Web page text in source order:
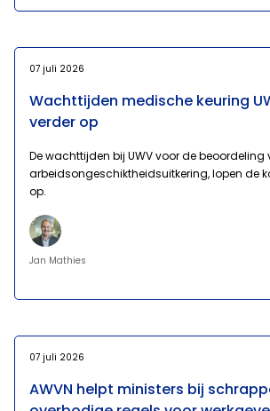
07 juli 2026
Wachttijden medische keuring
verder op
De wachttijden bij UWV voor de beoordeling
arbeidsongeschiktheidsuitkering, lopen de
op.
Jan Mathies
07 juli 2026
AWVN helpt ministers bij